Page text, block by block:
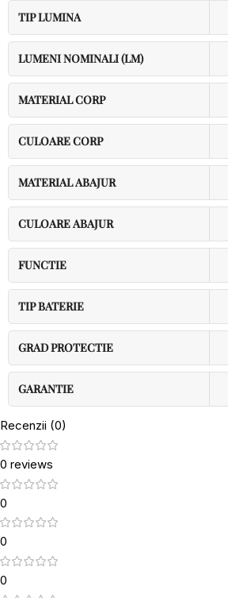
TIP LUMINA
LUMENI NOMINALI (LM)
MATERIAL CORP
CULOARE CORP
MATERIAL ABAJUR
CULOARE ABAJUR
FUNCTIE
TIP BATERIE
GRAD PROTECTIE
GARANTIE
Recenzii (0)
0 reviews
0
0
0